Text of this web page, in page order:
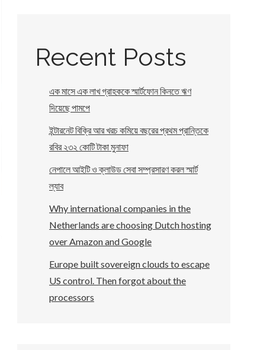
Recent Posts
এক মাসে এক লাখ গ্রাহককে স্মার্টফোন কিনতে ঋণ
দিয়েছে পামপে
ইন্টারনেট বিক্রি আর খরচ কমিয়ে বছরের প্রথম প্রান্তিকে
রবির ২৩২ কোটি টাকা মুনাফা
নেপালে আইটি ও ক্লাউড সেবা সম্প্রসারণ করল স্মার্ট
ল্যাব
Why international companies in the
Netherlands are choosing Dutch hosting
over Amazon and Google
Europe built sovereign clouds to escape
US control. Then forgot about the
processors